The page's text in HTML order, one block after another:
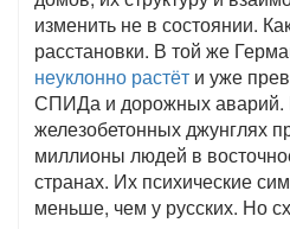
изменить не в состоянии.
расстановки. В той же
неуклонно растёт и уже
СПИДа и дорожных аварий.
железобетонных джунглях
миллионы людей в
странах. Их психические
меньше, чем у русских. Но